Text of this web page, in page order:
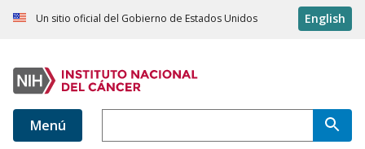
Un sitio oficial del Gobierno de Estados Unidos English
Menú